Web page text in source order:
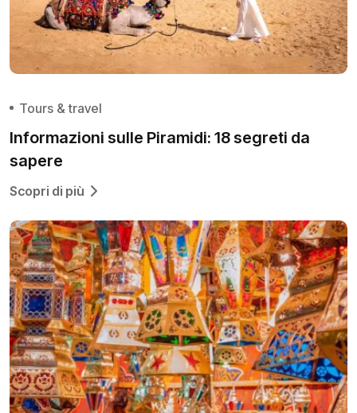
Tours & travel
Informazioni sulle Piramidi: 18 segreti da
sapere
Scopri di più